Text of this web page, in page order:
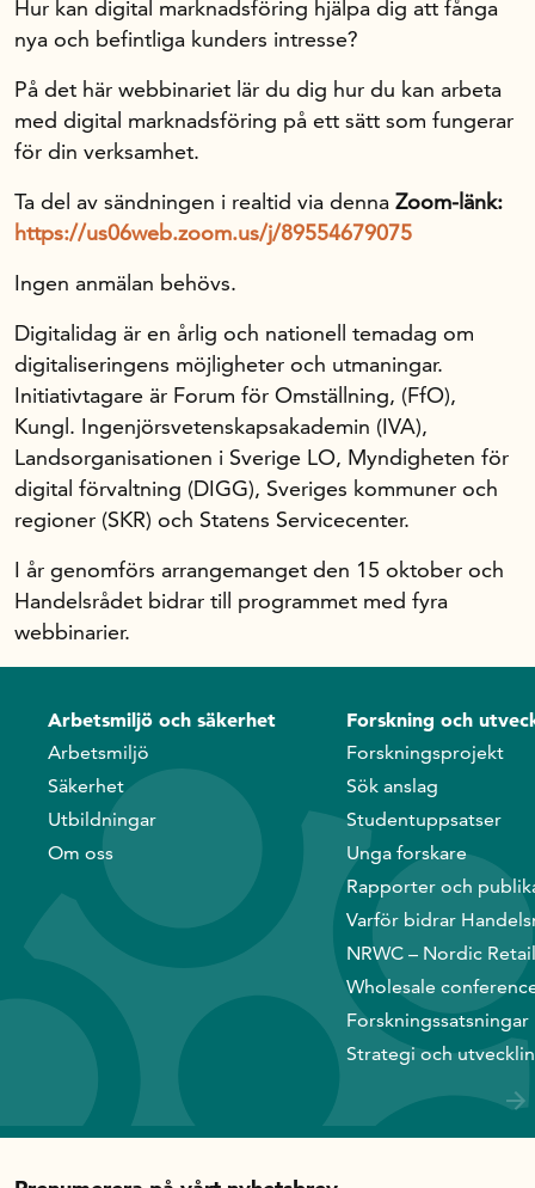
Hur kan digital marknadsföring hjälpa dig att fånga
nya och befintliga kunders intresse?
På det här webbinariet lär du dig hur du kan arbeta
med digital marknadsföring på ett sätt som fungerar
för din verksamhet.
Ta del av sändningen i realtid via denna Zoom-länk:
https://us06web.zoom.us/j/89554679075
Ingen anmälan behövs.
Digitalidag är en årlig och nationell temadag om
digitaliseringens möjligheter och utmaningar.
Initiativtagare är Forum för Omställning, (FfO),
Kungl. Ingenjörsvetenskapsakademin (IVA),
Landsorganisationen i Sverige LO, Myndigheten för
digital förvaltning (DIGG), Sveriges kommuner och
regioner (SKR) och Statens Servicecenter.
I år genomförs arrangemanget den 15 oktober och
Handelsrådet bidrar till programmet med fyra
webbinarier.
Arbetsmiljö och säkerhet
Arbetsmiljö
Säkerhet
Utbildningar
Om oss
Forskning och
Forskningsprojekt
Sök anslag
Studentuppsatser
Unga forskare
Rapporter och
Varför bidrar
NRWC – Nordic
Wholesale
Forskningssatsningar
Strategi och